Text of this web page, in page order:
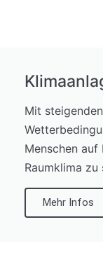
Mit
Menschen auf
Raumklima zu
Mehr Infos